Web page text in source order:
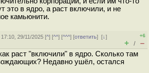
это в ядро, а раст включили, и не
камьюнити.
17:10, 29/11/2025 [^] [^^] [^^^] [ответить][↓]
+6
+ / –
раст "включили" в ядро. Сколько там
Недавно ушёл, остался